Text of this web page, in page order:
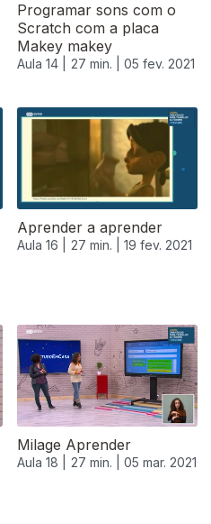
Programar sons com o
Scratch com a placa
Makey makey
Aula 14 | 27 min. | 05 fev. 2021
Aprender a aprender
Aula 16 | 27 min. | 19 fev. 2021
Milage Aprender
Aula 18 | 27 min. | 05 mar. 2021